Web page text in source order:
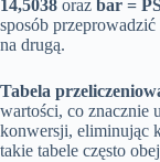
14,5038 oraz bar =
sposób
na drugą.
Tabela
wartości, co znacznie
konwersji, eliminując
takie tabele często